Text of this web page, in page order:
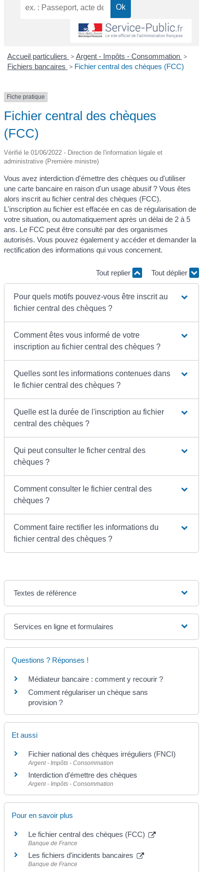
Accueil particuliers > Argent - Impôts - Consommation >
Fichiers bancaires > Fichier central des chèques (FCC)
Fiche pratique
Fichier central des chèques
(FCC)
Vérifié le 01/06/2022 - Direction de l'information légale et
administrative (Première ministre)
Vous avez interdiction d'émettre des chèques ou d'utiliser
une carte bancaire en raison d'un usage abusif ? Vous êtes
alors inscrit au fichier central des chèques (FCC).
L'inscription au fichier est effacée en cas de régularisation de
votre situation, ou automatiquement après un délai de 2 à 5
ans. Le FCC peut être consulté par des organismes
autorisés. Vous pouvez également y accéder et demander la
rectification des informations qui vous concernent.
Tout replier Tout déplier
Pour quels motifs pouvez-vous être inscrit au
fichier central des chèques ?
Comment êtes vous informé de votre
inscription au fichier central des chèques ?
Quelles sont les informations contenues dans
le fichier central des chèques ?
Quelle est la durée de l'inscription au fichier
central des chèques ?
Qui peut consulter le ficher central des
chèques ?
Comment consulter le fichier central des
chèques ?
Comment faire rectifier les informations du
fichier central des chèques ?
Textes de référence
Services en ligne et formulaires
Questions ? Réponses !
Médiateur bancaire : comment y recourir ?
Comment régulariser un chèque sans
provision ?
Et aussi
Fichier national des chèques irréguliers (FNCI)
Argent - Impôts - Consommation
Interdiction d'émettre des chèques
Argent - Impôts - Consommation
Pour en savoir plus
Le fichier central des chèques (FCC)
Banque de France
Les fichiers d'incidents bancaires
Banque de France